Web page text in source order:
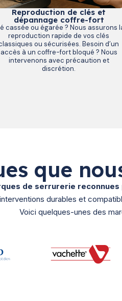
Reproduction de clés et
dépannage coffre-fort
cassée ou égarée ? Nous assurons
reproduction rapide de vos clés
ou sécurisées. Besoin d’un
accès à un coffre-fort bloqué ? Nous
intervenons avec précaution et
discrétion.
que
de serrurerie
interventions durables et
Voici quelques-unes des